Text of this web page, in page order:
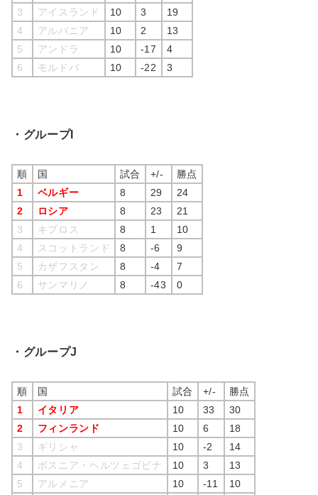
3
アイスランド 10 3
19
4
アルバニア 10 2
13
5
アンドラ 10 -17
4
6
モルドバ 10 -22 3
・グループI
順 国 試合 +/-
勝点
1
ベルギー 8 29
24
2
ロシア 8 23
21
3
キプロス 8 1
10
4
スコットランド 8 -6
9
5
カザフスタン 8 -4
7
6
サンマリノ 8 -43 0
・グループJ
順 国 試合 +/-
勝点
1
イタリア 10 33
30
2
フィンランド 10 6
18
3
ギリシャ 10 -2
14
4
ボスニア・ヘルツェゴビナ 10 3
13
5
アルメニア 10 -11
10